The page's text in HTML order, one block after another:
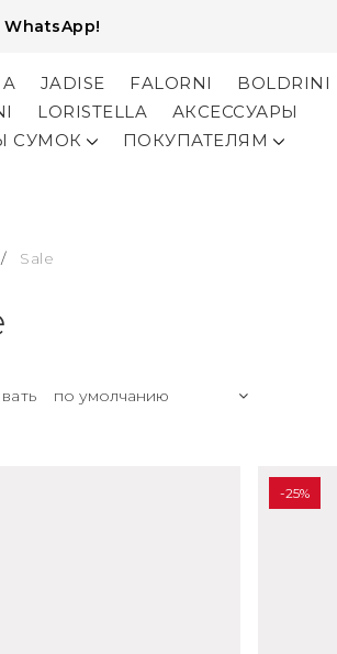
WhatsApp!
JADISE FALORNI
BOLDRINI
LORISTELLA
АКСЕССУАРЫ
СУМОК ПОКУПАТЕЛЯМ
/ Sale
-25%